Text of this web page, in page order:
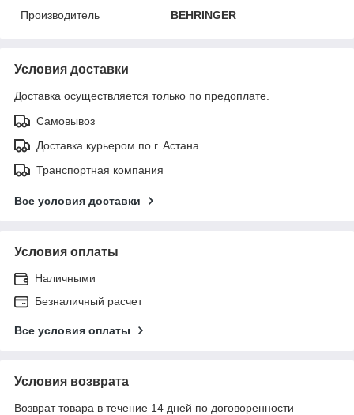
Производитель
BEHRINGER
Условия доставки
Доставка осуществляется только по предоплате.
Самовывоз
Доставка курьером по г. Астана
Транспортная компания
Все условия доставки
Условия оплаты
Наличными
Безналичный расчет
Все условия оплаты
Условия возврата
Возврат товара в течение 14 дней по договоренности